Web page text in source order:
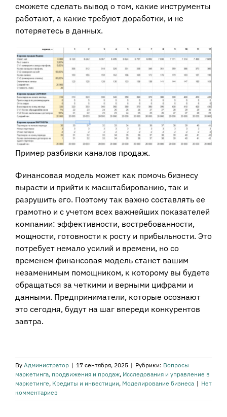
сможете сделать вывод о том, какие инструменты
работают, а какие требуют доработки, и не
потеряетесь в данных.
Пример разбивки каналов продаж.
Финансовая модель может как помочь бизнесу
вырасти и прийти к масштабированию, так и
разрушить его. Поэтому так важно составлять ее
грамотно и с учетом всех важнейших показателей
компании: эффективности, востребованности,
мощности, готовности к росту и прибыльности. Это
потребует немало усилий и времени, но со
временем финансовая модель станет вашим
незаменимым помощником, к которому вы будете
обращаться за четкими и верными цифрами и
данными. Предприниматели, которые осознают
это сегодня, будут на шаг впереди конкурентов
завтра.
By Администратор | 17 сентября, 2025 | Рубрики: Вопросы
маркетинга, продвижения и продаж, Исследования и управление в
маркетинге, Кредиты и инвестиции, Моделирование бизнеса | Нет
комментариев